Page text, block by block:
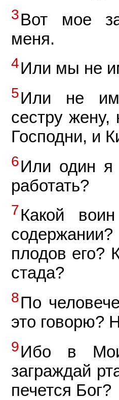
3Вот мое
меня.
4Или мы не
5Или не
сестру жену,
Господни, и
6Или один я
работать?
7Какой
плодов его?
стада?
8По
это говорю?
9Ибо в
заграждай
печется Бог?